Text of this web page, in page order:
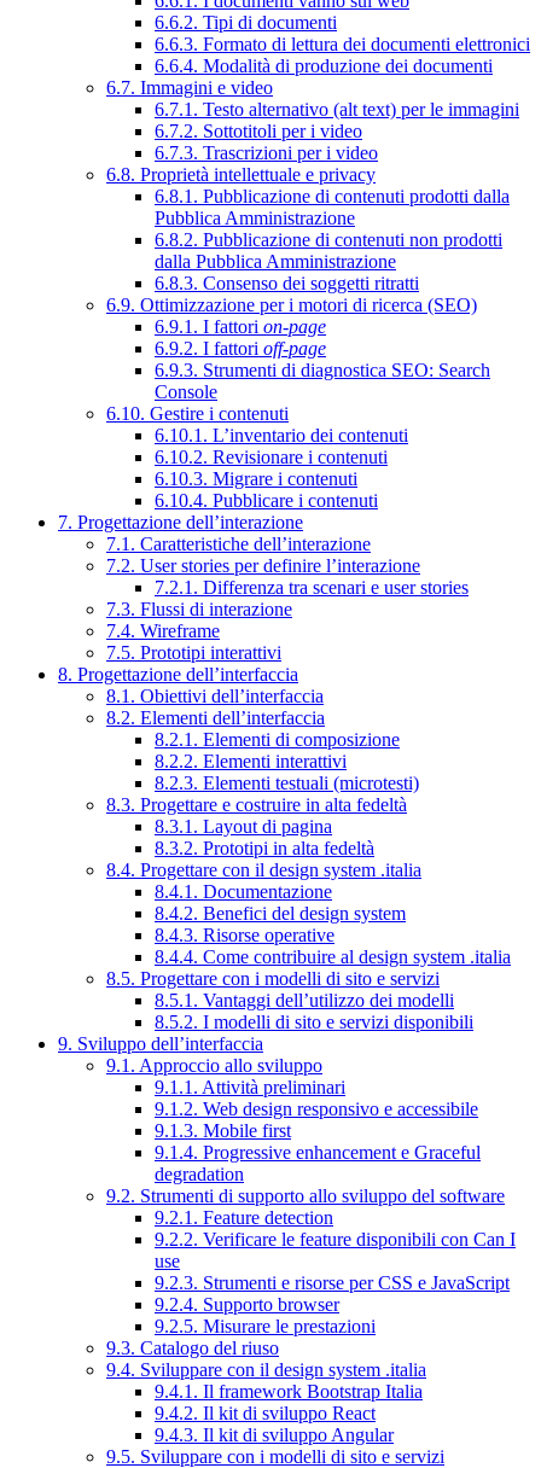
6.6.2. Tipi di documenti
6.6.3. Formato di lettura dei documenti elettronici
6.6.4. Modalità di produzione dei documenti
6.7. Immagini e video
6.7.1. Testo alternativo (alt text) per le immagini
6.7.2. Sottotitoli per i video
6.7.3. Trascrizioni per i video
6.8. Proprietà intellettuale e privacy
6.8.1. Pubblicazione di contenuti prodotti dalla
Pubblica Amministrazione
6.8.2. Pubblicazione di contenuti non prodotti
dalla Pubblica Amministrazione
6.8.3. Consenso dei soggetti ritratti
6.9. Ottimizzazione per i motori di ricerca (SEO)
6.9.1. I fattori on-page
6.9.2. I fattori off-page
6.9.3. Strumenti di diagnostica SEO: Search
Console
6.10. Gestire i contenuti
6.10.1. L’inventario dei contenuti
6.10.2. Revisionare i contenuti
6.10.3. Migrare i contenuti
6.10.4. Pubblicare i contenuti
7. Progettazione dell’interazione
7.1. Caratteristiche dell’interazione
7.2. User stories per definire l’interazione
7.2.1. Differenza tra scenari e user stories
7.3. Flussi di interazione
7.4. Wireframe
7.5. Prototipi interattivi
8. Progettazione dell’interfaccia
8.1. Obiettivi dell’interfaccia
8.2. Elementi dell’interfaccia
8.2.1. Elementi di composizione
8.2.2. Elementi interattivi
8.2.3. Elementi testuali (microtesti)
8.3. Progettare e costruire in alta fedeltà
8.3.1. Layout di pagina
8.3.2. Prototipi in alta fedeltà
8.4. Progettare con il design system .italia
8.4.1. Documentazione
8.4.2. Benefici del design system
8.4.3. Risorse operative
8.4.4. Come contribuire al design system .italia
8.5. Progettare con i modelli di sito e servizi
8.5.1. Vantaggi dell’utilizzo dei modelli
8.5.2. I modelli di sito e servizi disponibili
9. Sviluppo dell’interfaccia
9.1. Approccio allo sviluppo
9.1.1. Attività preliminari
9.1.2. Web design responsivo e accessibile
9.1.3. Mobile first
9.1.4. Progressive enhancement e Graceful
degradation
9.2. Strumenti di supporto allo sviluppo del software
9.2.1. Feature detection
9.2.2. Verificare le feature disponibili con Can I
use
9.2.3. Strumenti e risorse per CSS e JavaScript
9.2.4. Supporto browser
9.2.5. Misurare le prestazioni
9.3. Catalogo del riuso
9.4. Sviluppare con il design system .italia
9.4.1. Il framework Bootstrap Italia
9.4.2. Il kit di sviluppo React
9.4.3. Il kit di sviluppo Angular
9.5. Sviluppare con i modelli di sito e servizi